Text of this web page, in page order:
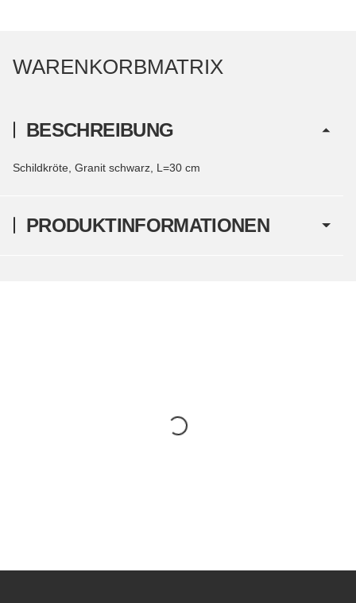
WARENKORBMATRIX
PRODUKTINFORMATIONEN
BESCHREIBUNG
Schildkröte, Granit schwarz, L=30 cm